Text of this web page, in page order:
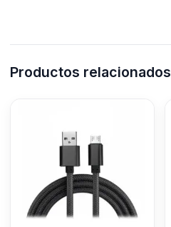
Productos relacionados